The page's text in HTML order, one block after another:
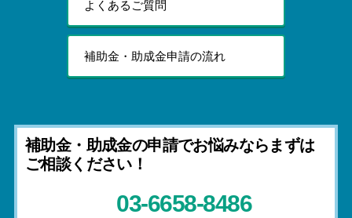
よくあるご質問
補助金・助成金申請の流れ
補助金・助成金の申請でお悩みならまずは
ご相談ください！
03-6658-8486